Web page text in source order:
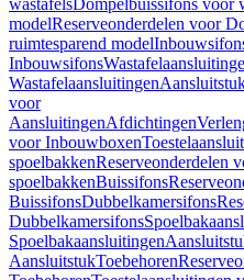
wastafelsDompelbuissifons voor
modelReserveonderdelen voor
ruimtesparend model
Inbouwsifons
Wastafelaansluitingen
voor
AansluitingenAfdichtingen
voor Inbouwboxen
spoelbakkenReserveonderdelen
spoelbakkenBuissifons
BuissifonsDubbelkamersifons
Dubbelkamersifons
Spoelbakaansluitingen
AansluitstukToebehoren